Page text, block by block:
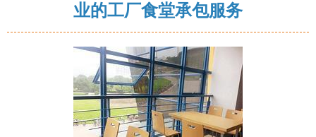
业的工厂食堂承包服务